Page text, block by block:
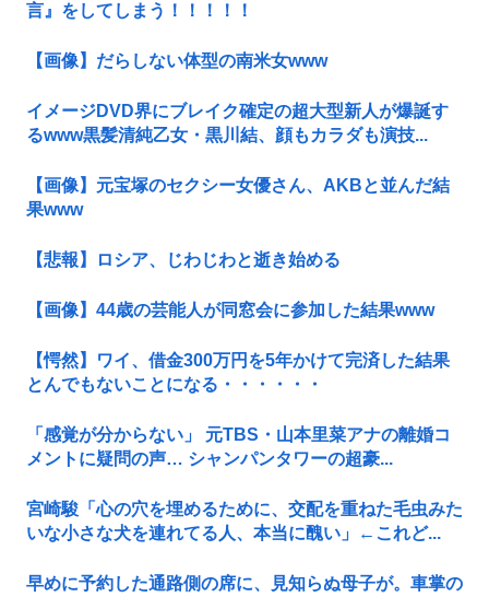
言』をしてしまう！！！！！
【画像】だらしない体型の南米女www
イメージDVD界にブレイク確定の超大型新人が爆誕す
るwww黒髪清純乙女・黒川結、顔もカラダも演技...
【画像】元宝塚のセクシー女優さん、AKBと並んだ結
果www
【悲報】ロシア、じわじわと逝き始める
【画像】44歳の芸能人が同窓会に参加した結果www
【愕然】ワイ、借金300万円を5年かけて完済した結果
とんでもないことになる・・・・・・
「感覚が分からない」 元TBS・山本里菜アナの離婚コ
メントに疑問の声… シャンパンタワーの超豪...
宮崎駿「心の穴を埋めるために、交配を重ねた毛虫みた
いな小さな犬を連れてる人、本当に醜い」←これど...
早めに予約した通路側の席に、見知らぬ母子が。車掌の